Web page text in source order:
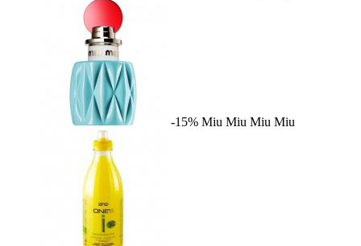
-15% Miu Miu Miu Miu